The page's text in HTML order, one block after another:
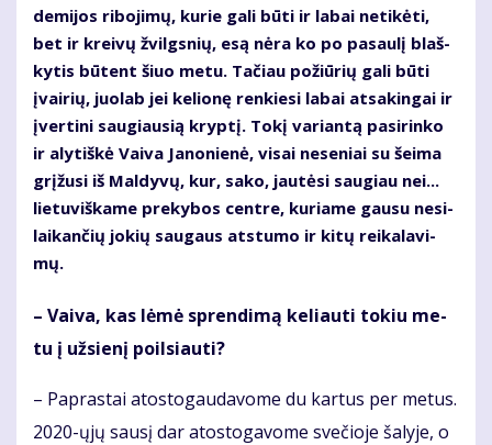
de­mi­jos ri­bo­ji­mų, ku­rie ga­li bū­ti ir la­bai ne­ti­kė­ti,
bet ir krei­vų žvilgs­nių, esą nė­ra ko po pa­sau­lį blaš­
ky­tis bū­tent šiuo me­tu. Ta­čiau po­žiū­rių ga­li bū­ti
įvai­rių, juo­lab jei ke­lio­nę ren­kie­si la­bai at­sa­kin­gai ir
įver­ti­ni sau­giau­sią kryp­tį. To­kį va­rian­tą pa­si­rin­ko
ir aly­tiš­kė Vai­va Ja­no­nie­nė, vi­sai ne­se­niai su šei­ma
grį­žu­si iš Mal­dy­vų, kur, sa­ko, jau­tė­si sau­giau nei...
lie­tu­viš­ka­me pre­ky­bos cen­tre, ku­ria­me gau­su ne­si­
lai­kan­čių jo­kių sau­gaus at­stu­mo ir ki­tų rei­ka­la­vi­
mų.
– Vai­va, kas lė­mė spren­di­mą ke­liau­ti to­kiu me­
tu į už­sie­nį po­il­siau­ti?
– Pa­pras­tai atos­to­gau­da­vo­me du kar­tus per me­tus.
2020-ųjų sau­sį dar atos­to­ga­vo­me sve­čio­je ša­ly­je, o